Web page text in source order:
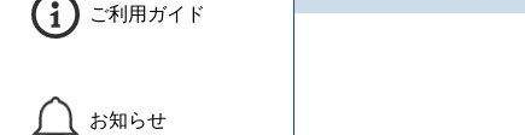
ご利用ガイド
お知らせ